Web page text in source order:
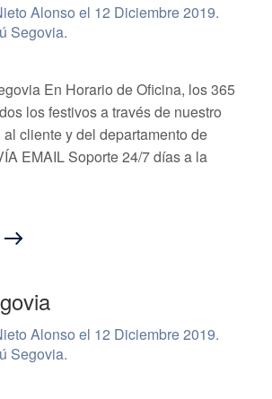
Alonso el 12 Diciembre 2019.
Segovia.
En Horario de Oficina, los 365
los festivos a través de nuestro
cliente y del departamento de
EMAIL Soporte 24/7 días a la
Alonso el 12 Diciembre 2019.
Segovia.